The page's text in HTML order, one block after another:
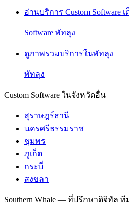
อ่านบริการ Custom Software เ
Software พัทลุง
ดูภาพรวมบริการในพัทลุง
พัทลุง
Custom Software ในจังหวัดอื่น
สุราษฎร์ธานี
นครศรีธรรมราช
ชุมพร
ภูเก็ต
กระบี่
สงขลา
Southern Whale — ที่ปรึกษาดิจิทัล ที